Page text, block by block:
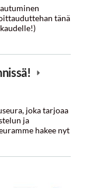
tänä
joka tarjoaa
ja
hakee nyt